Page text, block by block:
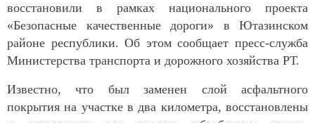
восстановили в рамках национального проекта
«Безопасные качественные дороги» в Ютазинском
районе республики. Об этом сообщает пресс-служба
Министерства транспорта и дорожного хозяйства РТ.
Известно, что был заменен слой асфальтного
покрытия на участке в два километра, восстановлены